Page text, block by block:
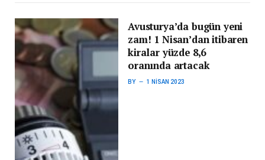
Avusturya’da bugün yeni
zam! 1 Nisan’dan itibaren
kiralar yüzde 8,6
oranında artacak
BY 1 NISAN 2023